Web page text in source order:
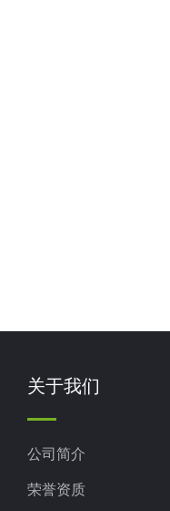
关于我们
公司简介
荣誉资质